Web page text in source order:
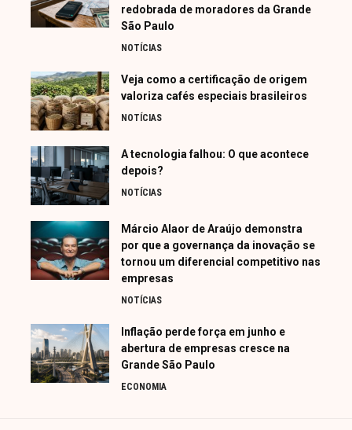
redobrada de moradores da Grande
São Paulo
NOTÍCIAS
Veja como a certificação de origem
valoriza cafés especiais brasileiros
NOTÍCIAS
A tecnologia falhou: O que acontece
depois?
NOTÍCIAS
Márcio Alaor de Araújo demonstra
por que a governança da inovação se
tornou um diferencial competitivo nas
empresas
NOTÍCIAS
Inflação perde força em junho e
abertura de empresas cresce na
Grande São Paulo
ECONOMIA